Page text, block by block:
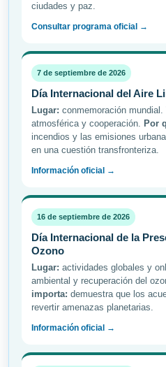
ciudades y paz.
Consultar programa oficial →
7 de septiembre de 2026
Día Internacional del Aire
Lugar: conmemoración mundial.
atmosférica y cooperación. Por
incendios y las emisiones
en una cuestión transfronteriza.
Información oficial →
16 de septiembre de 2026
Día Internacional de la
Ozono
Lugar: actividades globales y
ambiental y recuperación del
importa: demuestra que los
revertir amenazas planetarias.
Información oficial →